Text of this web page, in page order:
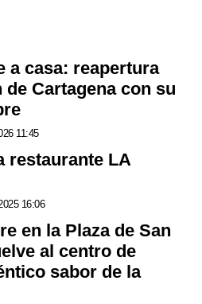
a casa: reapertura
Cartagena con su
11:45
restaurante LA
16:06
en la Plaza de San
al centro de
sabor de la